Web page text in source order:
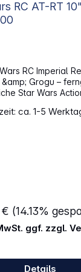
AT-RT 10" 2,4 GHz
RC Imperial
Grogu –
Star Wars
Walker
Design mit
sorgt
2-Kanal-
Richtungswechsel
So gelingen
Abläufe bei
ca. 1-5
€ (14.13%
ggf. zzgl.
Details